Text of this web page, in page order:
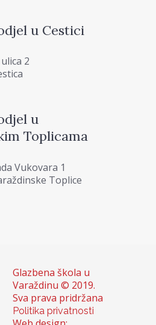
u Cestici
2
u
Toplicama
Vukovara 1
Toplice
Glazbena škola u
Varaždinu © 2019.
Sva prava pridržana
Politika privatnosti